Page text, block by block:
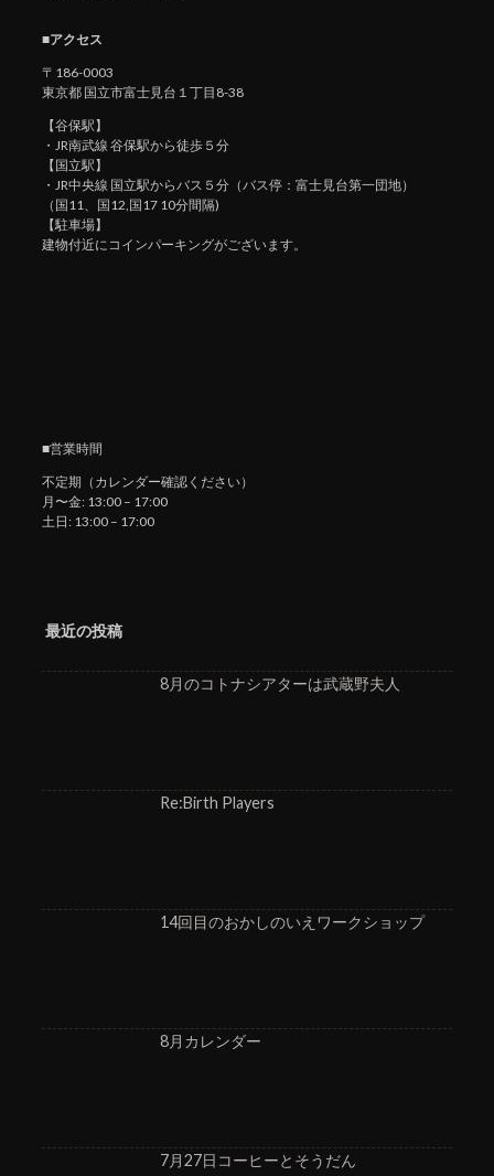
■アクセス
〒186-0003
東京都 国立市富士見台１丁目8-38
【谷保駅】
・JR南武線 谷保駅から徒歩５分
【国立駅】
・JR中央線 国立駅からバス５分（バス停：富士見台第一団地）
（国11、国12,国17 10分間隔)
【駐車場】
建物付近にコインパーキングがございます。
■営業時間
不定期（カレンダー確認ください）
月〜金: 13:00 – 17:00
土日: 13:00 – 17:00
最近の投稿
8月のコトナシアターは武蔵野夫人
Re:Birth Players
14回目のおかしのいえワークショップ
8月カレンダー
7月27日コーヒーとそうだん